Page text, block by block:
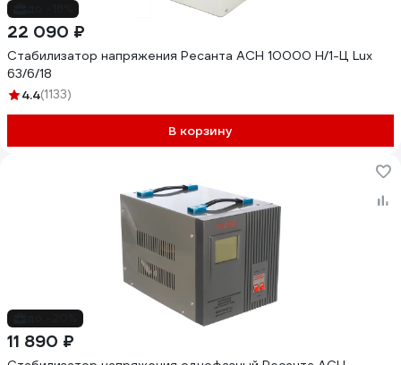
22 090 ₽
Стабилизатор напряжения Ресанта АСН 10000 Н/1-Ц Lux
63/6/18
4.4(1133)
В корзину
11 890 ₽